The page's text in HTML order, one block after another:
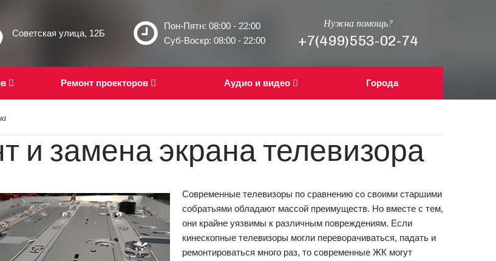
Советская улица, 12Б
Пон-Пятн: 08:00 - 22:00
Суб-Воскр: 08:00 - 22:00
Нужна помощь?
+7(499)553-02-74
Ремонт проекторов Аудио и видео Города
и замена экрана телевизора
Современные телевизоры по сравнению со своими старшими
собратьями обладают массой преимуществ. Но вместе с тем,
они крайне уязвимы к различным повреждениям. Если
кинескопные телевизоры могли переворачиваться, падать и
ремонтироваться много раз, то современные ЖК могут